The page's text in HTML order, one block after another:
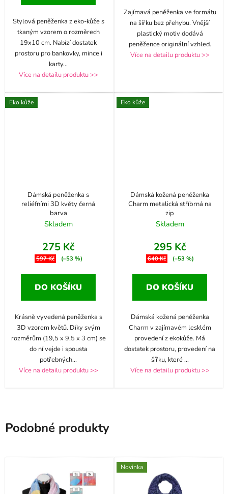
Stylová peněženka z eko-kůže s
tkaným vzorem o rozměrech
19x10 cm. Nabízí dostatek
prostoru pro bankovky, mince i
karty...
Více na detailu produktu >>
Zajímavá peněženka ve formátu
na šířku bez přehybu. Vnější
plastický motiv dodává
peněžence originální vzhled.
Více na detailu produktu >>
Eko kůže
Dámská peněženka s
reliéfními 3D květy černá
barva
Skladem
275 Kč
597 Kč (–53 %)
DO KOŠÍKU
Krásně vyvedená peněženka s
3D vzorem květů. Díky svým
rozměrům (19,5 x 9,5 x 3 cm) se
do ní vejde i spousta
potřebných...
Více na detailu produktu >>
Eko kůže
Dámská kožená peněženka
Charm metalická stříbrná na
zip
Skladem
295 Kč
640 Kč (–53 %)
DO KOŠÍKU
Dámská kožená peněženka
Charm v zajímavém lesklém
provedení z ekokůže. Má
dostatek prostoru, provedení na
šířku, které...
Více na detailu produktu >>
Podobné produkty
Novinka